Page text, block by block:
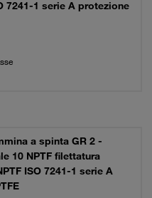
7241-1 serie A protezione
a spinta GR 2 -
10 NPTF filettatura
ISO 7241-1 serie A